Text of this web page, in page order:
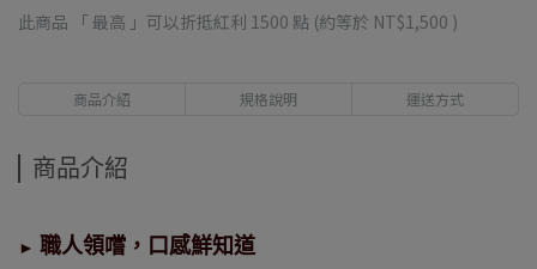
此商品 「 最高 」可以折抵紅利 1500 點 (約等於 NT$1,500 )
商品介紹 規格說明 運送方式
商品介紹
► 職人領嚐，口感鮮知道